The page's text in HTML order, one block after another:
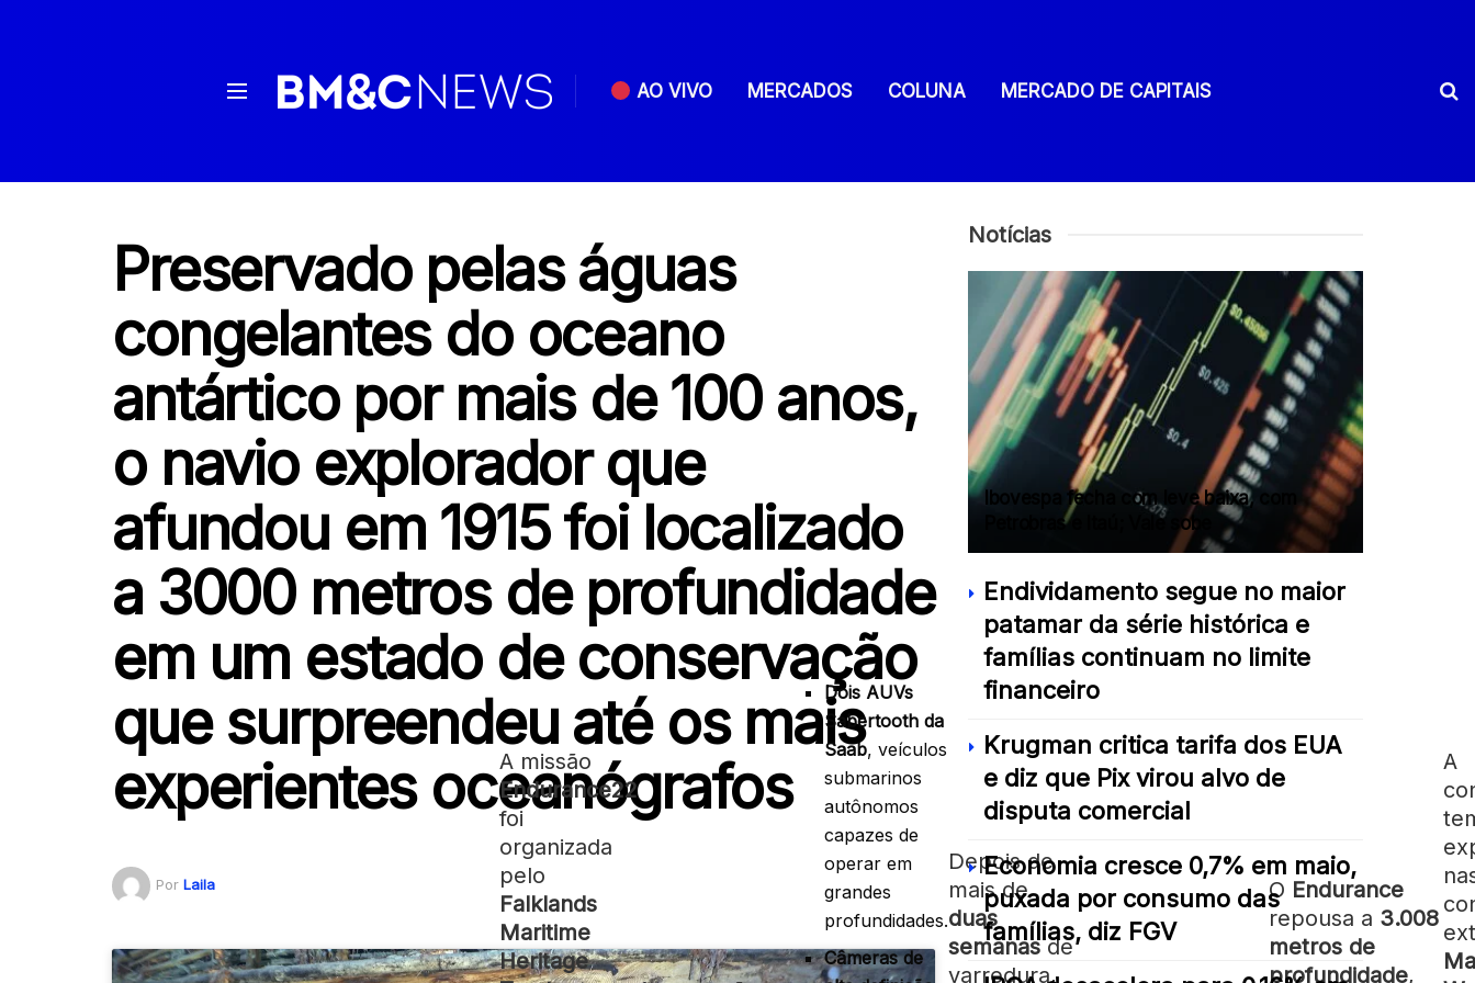
AO VIVO MERCADOS COLUNA MERCADO DE CAPITAIS
Preservado pelas águas
congelantes do oceano
antártico por mais de 100 anos,
o navio explorador que
afundou em 1915 foi localizado
a 3000 metros de profundidade
em um estado de conservação
que surpreendeu até os mais
experientes oceanógrafos
Por Laila
A missão
Endurance22
foi
organizada
pelo
Falklands
Maritime
Heritage
Dois AUVs
Sabertooth da
Saab, veículos
submarinos
autônomos
capazes de
operar em
grandes
profundidades.
Câmeras de
Depois de
mais de
duas
semanasde
varredura,
O Endurance
repousa a 3.008
metros de
profundidade,
A
Notícias
Ibovespa fecha com leve baixa, com
Petrobras e Itaú; Vale sobe
Endividamento segue no maior
patamar da série histórica e
famílias continuam no limite
financeiro
Krugman critica tarifa dos EUA
e diz que Pix virou alvo de
disputa comercial
Economia cresce 0,7% em maio,
puxada por consumo das
famílias, diz FGV